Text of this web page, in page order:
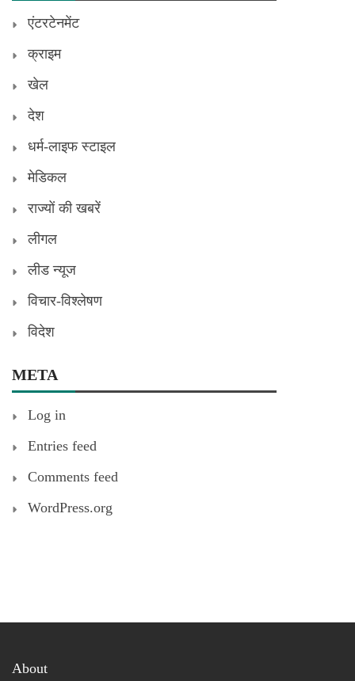
एंटरटेनमेंट
क्राइम
खेल
देश
धर्म-लाइफ स्टाइल
मेडिकल
राज्यों की खबरें
लीगल
लीड न्यूज
विचार-विश्लेषण
विदेश
META
Log in
Entries feed
Comments feed
WordPress.org
About